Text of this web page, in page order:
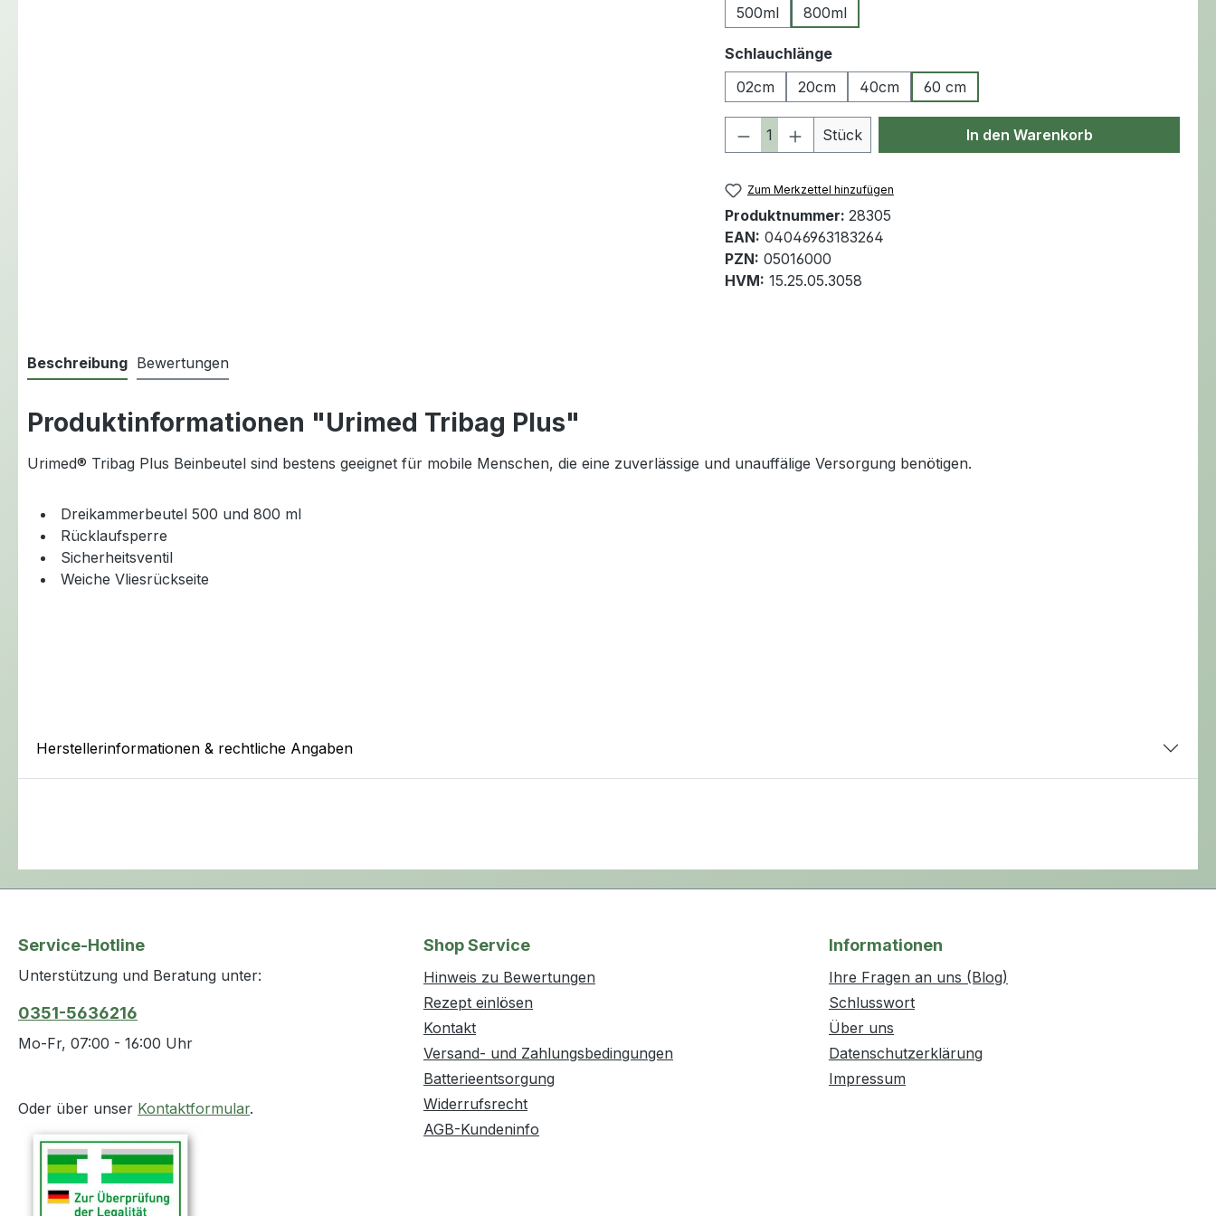
500ml
800ml
Schlauchlängeauswählen
02cm
20cm 40cm 60 cm
Produkt Anzahl: Gib den gewünschten Wert
Stück In den Warenkorb
Zum Merkzettel hinzufügen
Produktnummer: 28305
EAN: 04046963183264
PZN: 05016000
HVM: 15.25.05.3058
Beschreibung Bewertungen
Produktinformationen "Urimed Tribag Plus"
Urimed® Tribag Plus Beinbeutel sind bestens geeignet für mobile Menschen, die eine zuverlässige und unauffälige Versorgung benötigen.
Dreikammerbeutel 500 und 800 ml
Rücklaufsperre
Sicherheitsventil
Weiche Vliesrückseite
Herstellerinformationen & rechtliche Angaben
Service-Hotline
Unterstützung und Beratung unter:
0351-5636216
Mo-Fr, 07:00 - 16:00 Uhr
Oder über unser Kontaktformular.
Shop Service
Hinweis zu Bewertungen
Rezept einlösen
Kontakt
Versand- und Zahlungsbedingungen
Batterieentsorgung
Widerrufsrecht
AGB-Kundeninfo
Informationen
Ihre Fragen an uns (Blog)
Schlusswort
Über uns
Datenschutzerklärung
Impressum